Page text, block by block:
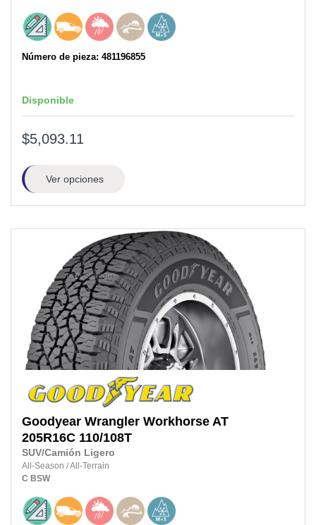
Número de pieza: 481196855
Disponible
$5,093.11
Ver opciones
Goodyear Wrangler Workhorse AT
205R16C 110/108T
SUV/Camión Ligero
All-Season /All-Terrain
C BSW